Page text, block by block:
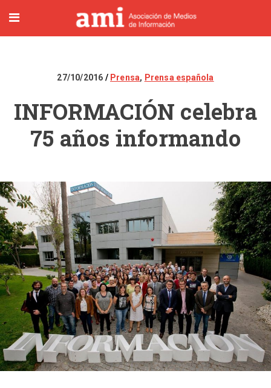
27/10/2016 Prensa, Prensa española
INFORMACIÓN celebra
75 años informando